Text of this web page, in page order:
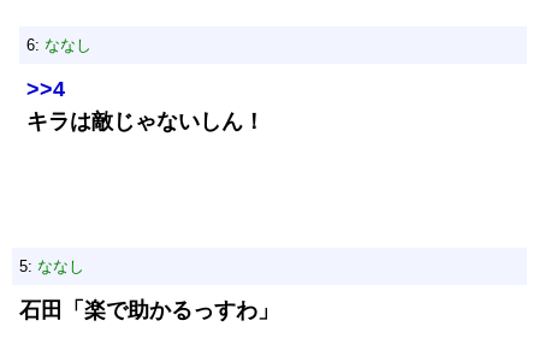
6: ななし
>>4
キラは敵じゃないしん！
5: ななし
石田「楽で助かるっすわ」